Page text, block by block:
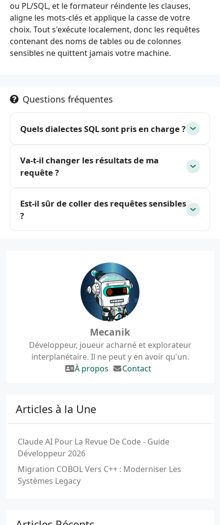
ou PL/SQL, et le formateur réindente les clauses,
aligne les mots-clés et applique la casse de votre
choix. Tout s'exécute localement, donc les requêtes
contenant des noms de tables ou de colonnes
sensibles ne quittent jamais votre machine.
Questions fréquentes
Quels dialectes SQL sont pris en charge ?
Va-t-il changer les résultats de ma
requête ?
Est-il sûr de coller des requêtes sensibles
?
Mecanik
Développeur, joueur acharné et explorateur
interplanétaire. Il ne peut y en avoir qu'un.
À propos
Contact
Articles à la Une
Claude AI Pour La Revue De Code - Guide
Développeur 2026
Migration COBOL Vers C++ : Moderniser Les
Systèmes Legacy